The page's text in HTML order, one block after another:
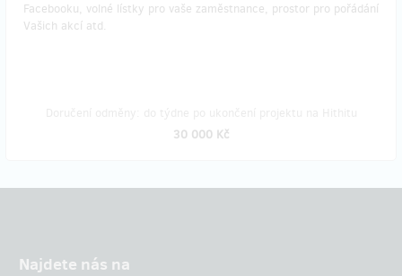
Facebooku, volné lístky pro vaše zaměstnance, prostor pro pořádání
Vašich akcí atd.
30 000 Kč
Najdete nás na